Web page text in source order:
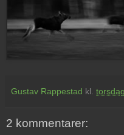
Gustav Rappestad kl.
2 kommentarer: